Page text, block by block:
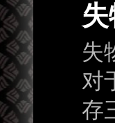
失
对
存